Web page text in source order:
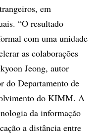
em
“O resultado
com uma unidade
as colaborações
Jeong, autor
do Departamento de
do KIMM. A
da informação
a distância entre